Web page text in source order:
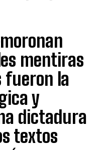
mentiras
fueron la
y
dictadura
textos